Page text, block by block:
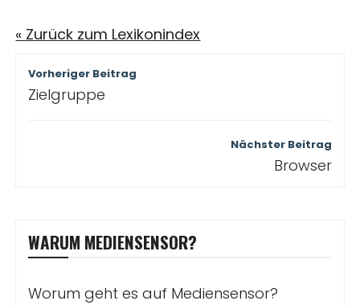
« Zurück zum Lexikonindex
Beitragsnavigation
Vorheriger Beitrag
Zielgruppe
Nächster Beitrag
Browser
WARUM MEDIENSENSOR?
Worum geht es auf Mediensensor?